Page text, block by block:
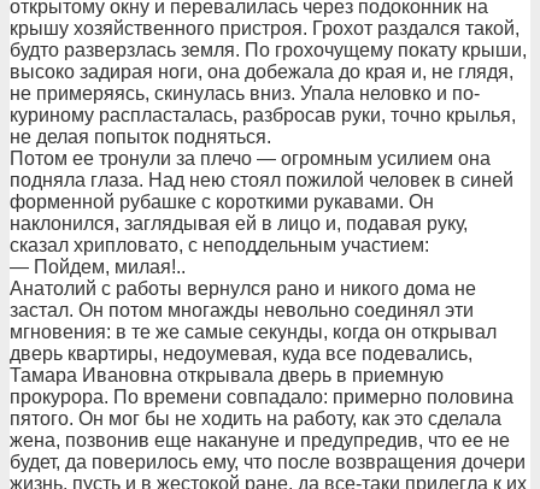
открытому окну и перевалилась через подоконник на
крышу хозяйственного пристроя. Грохот раздался такой,
будто разверзлась земля. По грохочущему покату крыши,
высоко задирая ноги, она добежала до края и, не глядя,
не примеряясь, скинулась вниз. Упала неловко и по-
куриному распласталась, разбросав руки, точно крылья,
не делая попыток подняться.
Потом ее тронули за плечо — огромным усилием она
подняла глаза. Над нею стоял пожилой человек в синей
форменной рубашке с короткими рукавами. Он
наклонился, заглядывая ей в лицо и, подавая руку,
сказал хрипловато, с неподдельным участием:
— Пойдем, милая!..
Анатолий с работы вернулся рано и никого дома не
застал. Он потом многажды невольно соединял эти
мгновения: в те же самые секунды, когда он открывал
дверь квартиры, недоумевая, куда все подевались,
Тамара Ивановна открывала дверь в приемную
прокурора. По времени совпадало: примерно половина
пятого. Он мог бы не ходить на работу, как это сделала
жена, позвонив еще накануне и предупредив, что ее не
будет, да поверилось ему, что после возвращения дочери
жизнь, пусть и в жестокой ране, да все-таки прилегла к их